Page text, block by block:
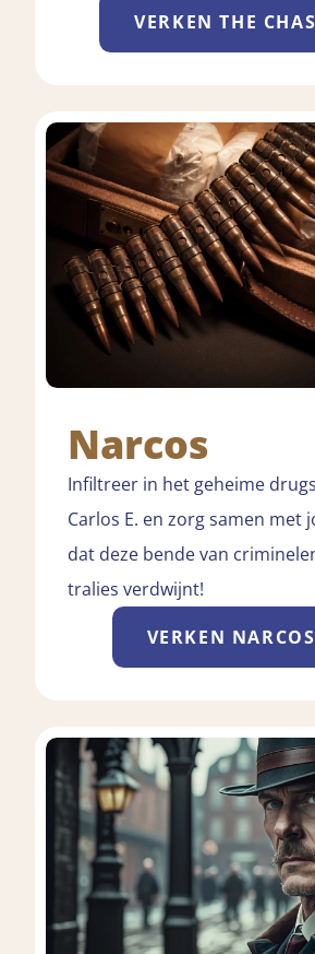
VERKENTHE
Narcos
Infiltreer in het geheime
Carlos E. en zorg samen met
dat deze bende van
tralies verdwijnt!
VERKEN NARCOS